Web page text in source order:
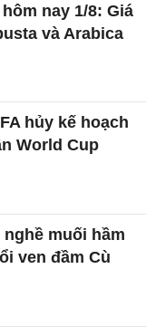
nay 1/8: Giá
và Arabica
hủy kế hoạch
World Cup
nghề muối hầm
ven đầm Cù